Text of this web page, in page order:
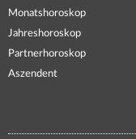
Monatshoroskop
Jahreshoroskop
Partnerhoroskop
Aszendent